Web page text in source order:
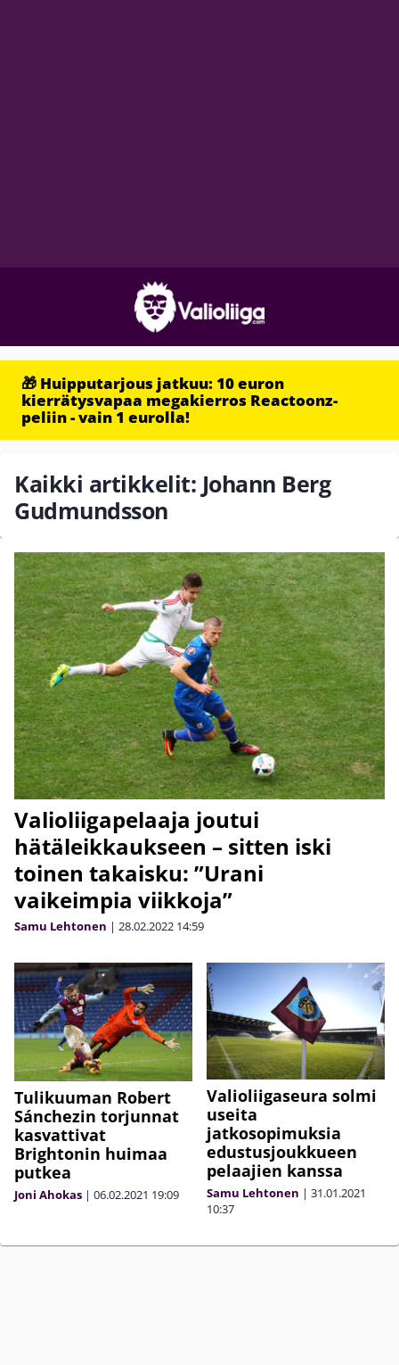
🎁 Huipputarjous jatkuu: 10 euron
kierrätysvapaa megakierros Reactoonz-
peliin - vain 1 eurolla!
Kaikki artikkelit: Johann Berg
Gudmundsson
Valioliigapelaaja joutui
hätäleikkaukseen – sitten iski
toinen takaisku: ”Urani
vaikeimpia viikkoja”
Samu Lehtonen | 28.02.2022 14:59
Tulikuuman Robert
Sánchezin torjunnat
kasvattivat
Brightonin huimaa
putkea
Joni Ahokas | 06.02.2021 19:09
Valioliigaseura solmi
useita
jatkosopimuksia
edustusjoukkueen
pelaajien kanssa
Samu Lehtonen | 31.01.2021
10:37